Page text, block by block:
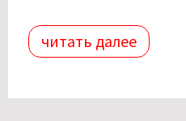
читать далее